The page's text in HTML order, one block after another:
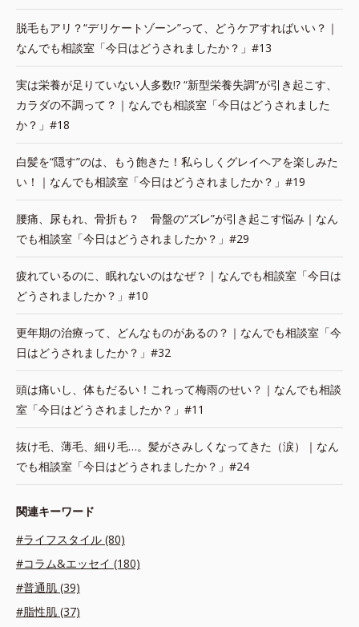
脱毛もアリ？“デリケートゾーン”って、どうケアすればいい？｜
なんでも相談室「今日はどうされましたか？」#13
実は栄養が足りていない人多数!? “新型栄養失調”が引き起こす、
カラダの不調って？｜なんでも相談室「今日はどうされました
か？」#18
白髪を“隠す”のは、もう飽きた！私らしくグレイヘアを楽しみた
い！｜なんでも相談室「今日はどうされましたか？」#19
腰痛、尿もれ、骨折も？ 骨盤の“ズレ”が引き起こす悩み｜なん
でも相談室「今日はどうされましたか？」#29
疲れているのに、眠れないのはなぜ？｜なんでも相談室「今日は
どうされましたか？」#10
更年期の治療って、どんなものがあるの？｜なんでも相談室「今
日はどうされましたか？」#32
頭は痛いし、体もだるい！これって梅雨のせい？｜なんでも相談
室「今日はどうされましたか？」#11
抜け毛、薄毛、細り毛…。髪がさみしくなってきた（涙）｜なん
でも相談室「今日はどうされましたか？」#24
関連キーワード
#ライフスタイル (80)
#コラム&エッセイ (180)
#普通肌 (39)
#脂性肌 (37)